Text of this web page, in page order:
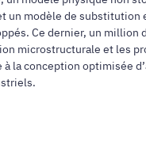
un modèle de substitution
Ce dernier, un million
microstructurale et les
à la conception optimisée